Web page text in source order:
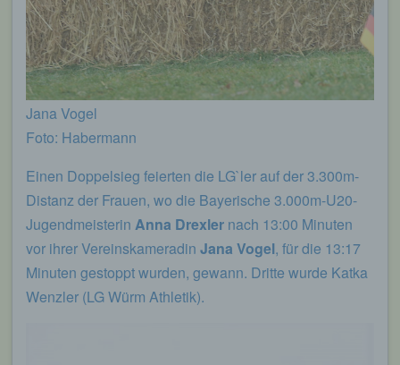
Jana Vogel
Foto: Habermann
Einen Doppelsieg feierten die LG`ler auf der 3.300m-
Distanz der Frauen, wo die Bayerische 3.000m-U20-
Jugendmeisterin Anna Drexler nach 13:00 Minuten
vor ihrer Vereinskameradin Jana Vogel, für die 13:17
Minuten gestoppt wurden, gewann. Dritte wurde Katka
Wenzler (LG Würm Athletik).